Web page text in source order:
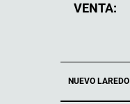
VENTA:
NUEVO LAREDO